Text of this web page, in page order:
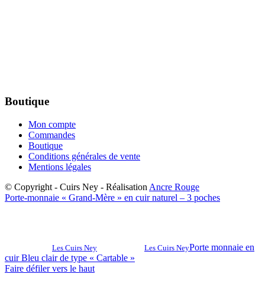
Boutique
Mon compte
Commandes
Boutique
Conditions générales de vente
Mentions légales
© Copyright - Cuirs Ney - Réalisation Ancre Rouge
Porte-monnaie « Grand-Mère » en cuir naturel – 3 poches
Les Cuirs Ney Les Cuirs NeyPorte monnaie en
cuir Bleu clair de type « Cartable »
Faire défiler vers le haut